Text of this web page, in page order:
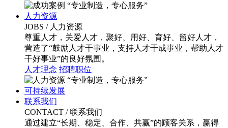
“专业制造，专心服务”
人力资源
JOBS / 人力资源
尊重人才，关爱人才，聚好、用好、育好、留好人才，
营造了“鼓励人才干事业，支持人才干成事业，帮助人才
干好事业”的良好氛围。
人才理念 招聘职位
“专业制造，专心服务”
可持续发展
联系我们
CONTACT / 联系我们
通过建立“长期、稳定、合作、共赢”的顾客关系，赢得